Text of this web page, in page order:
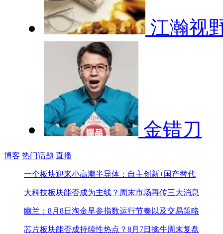
江瀚视
金错刀
博客 热门话题 直播
一个板块迎来小高潮半导体：自主创新+国产替代
大科技板块能否成为主线？ 周末市场再传三大消息
幽兰：8月8日淘金早参指数运行节奏以及交易策略
芯片板块能否成持续性热点？ 8月7日擒牛周末复盘